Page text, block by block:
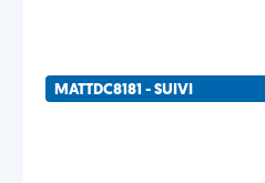
MATTDC8181 - SUIVI